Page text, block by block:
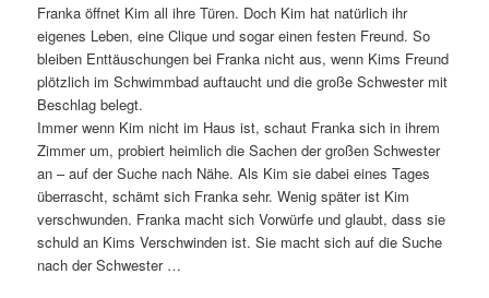
Franka öffnet Kim all ihre Türen. Doch Kim hat natürlich ihr
eigenes Leben, eine Clique und sogar einen festen Freund. So
bleiben Enttäuschungen bei Franka nicht aus, wenn Kims Freund
plötzlich im Schwimmbad auftaucht und die große Schwester mit
Beschlag belegt.
Immer wenn Kim nicht im Haus ist, schaut Franka sich in ihrem
Zimmer um, probiert heimlich die Sachen der großen Schwester
an – auf der Suche nach Nähe. Als Kim sie dabei eines Tages
überrascht, schämt sich Franka sehr. Wenig später ist Kim
verschwunden. Franka macht sich Vorwürfe und glaubt, dass sie
schuld an Kims Verschwinden ist. Sie macht sich auf die Suche
nach der Schwester …